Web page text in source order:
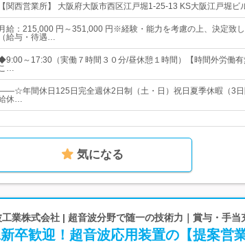
【関西営業所】 大阪府大阪市西区江戸堀1-25-13 KS大阪江戸堀
月給：215,000 円～351,000 円※経験・能力を考慮の上、決定致
（給与・待遇…
～17:30（実働７時間３０分/昼休憩１時間）【時間外労働
…
年間休日125日完全週休2日制（土・日）祝日夏季休暇（3日
休…
気になる
工業株式会社 | 超音波分野で随一の技術力｜賞与・手当
卒歓迎！超音波応用装置の【提案営業